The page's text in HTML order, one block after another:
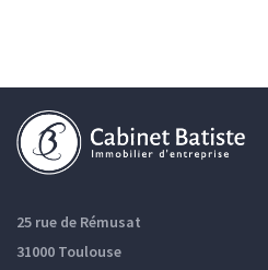
25 rue de Rémusat
31000 Toulouse